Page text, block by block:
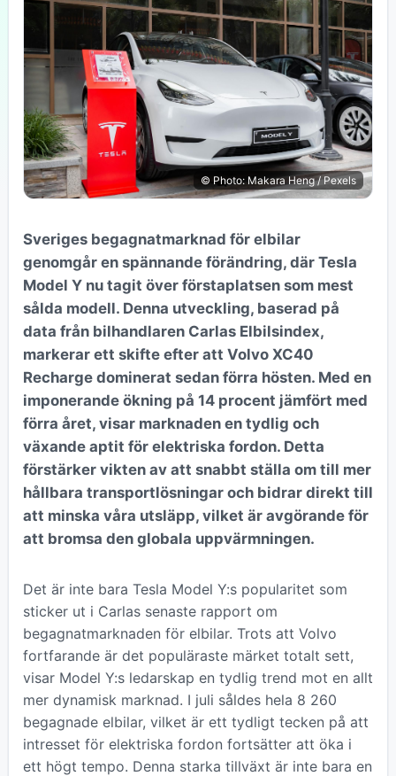
© Photo: Makara Heng / Pexels
Sveriges begagnatmarknad för elbilar
genomgår en spännande förändring, där Tesla
Model Y nu tagit över förstaplatsen som mest
sålda modell. Denna utveckling, baserad på
data från bilhandlaren Carlas Elbilsindex,
markerar ett skifte efter att Volvo XC40
Recharge dominerat sedan förra hösten. Med en
imponerande ökning på 14 procent jämfört med
förra året, visar marknaden en tydlig och
växande aptit för elektriska fordon. Detta
förstärker vikten av att snabbt ställa om till mer
hållbara transportlösningar och bidrar direkt till
att minska våra utsläpp, vilket är avgörande för
att bromsa den globala uppvärmningen.
Det är inte bara Tesla Model Y:s popularitet som
sticker ut i Carlas senaste rapport om
begagnatmarknaden för elbilar. Trots att Volvo
fortfarande är det populäraste märket totalt sett,
visar Model Y:s ledarskap en tydlig trend mot en allt
mer dynamisk marknad. I juli såldes hela 8 260
begagnade elbilar, vilket är ett tydligt tecken på att
intresset för elektriska fordon fortsätter att öka i
ett högt tempo. Denna starka tillväxt är inte bara en